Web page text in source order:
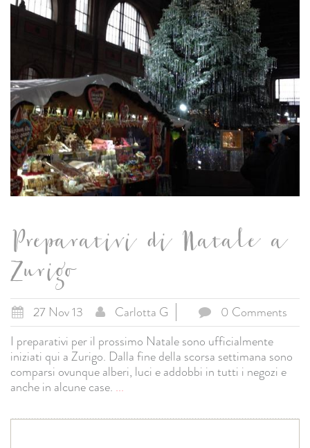
Preparativi di Natale a
Zurigo
27 Nov 13 Carlotta G
0 Comments
I preparativi per il prossimo Natale sono ufficialmente
iniziati qui a Zurigo. Dalla fine della scorsa settimana sono
comparsi ovunque alberi, luci e addobbi in tutti i negozi e
anche in alcune case. ...